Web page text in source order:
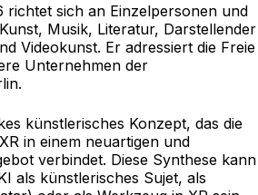
richtet sich an Einzelpersonen und
Musik, Literatur, Darstellender
Videokunst. Er adressiert die Freie
Unternehmen der
künstlerisches Konzept, das die
in einem neuartigen und
verbindet. Diese Synthese kann
als künstlerisches Sujet, als